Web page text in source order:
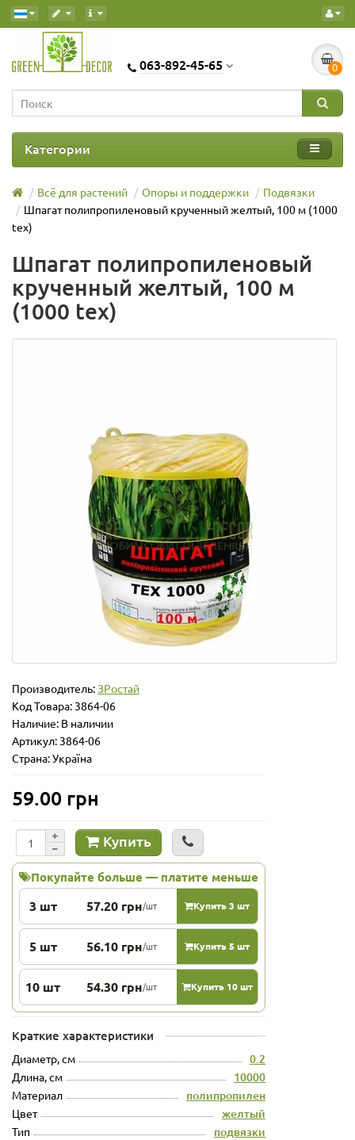
063-892-45-65 0
Категории
Всё для растений Опоры и поддержки
Подвязки
Шпагат полипропиленовый крученный желтый, 100 м (1000
tex)
Шпагат полипропиленовый
крученный желтый, 100 м
(1000 tex)
Производитель:ЗРостай
Код Товара: 3864-06
Наличие: В наличии
Артикул: 3864-06
Страна: Україна
59.00 грн
Купить
Покупайте больше — платите меньше
3 шт 57.20 грн/шт Купить 3 шт
5 шт 56.10 грн/шт Купить 5 шт
10 шт 54.30 грн/шт Купить 10 шт
Краткие характеристики
Диаметр, см 0.2
Длина, см 10000
Материал полипропилен
Цвет желтый
Тип
подвязки